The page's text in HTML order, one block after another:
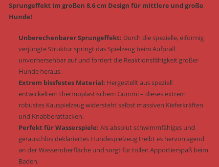
Sprungeffekt im großen 8,6 cm Design für mittlere und große
Hunde!
Unberechenbarer Sprungeffekt: Durch die spezielle, eiförmig
verjüngte Struktur springt das Spielzeug beim Aufprall
unvorhersehbar auf und fordert die Reaktionsfähigkeit großer
Hunde heraus.
Extrem bissfestes Material: Hergestellt aus speziell
entwickeltem thermoplastischem Gummi – dieses extrem
robustes Kauspielzeug widersteht selbst massiven Kieferkräften
und Knabberattacken.
Perfekt für Wasserspiele: Als absolut schwimmfähiges und
geräuschlos deklariertes Hundespielzeug treibt es hervorragend
an der Wasseroberfläche und sorgt für tollen Apportierspaß beim
Baden.